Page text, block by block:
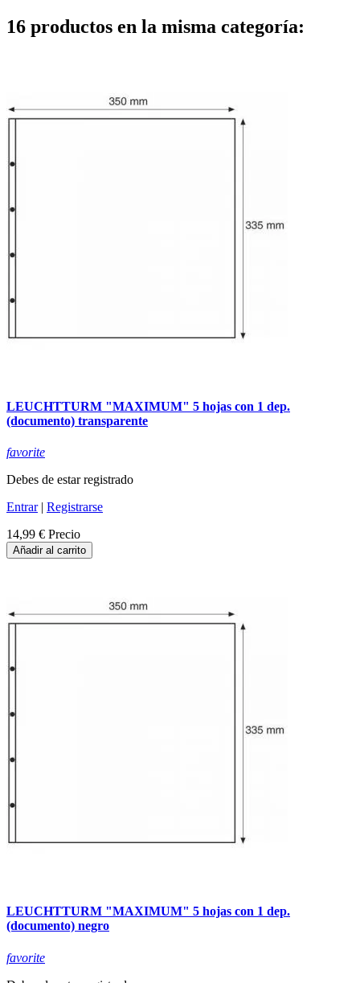
16 productos en la misma categoría:
LEUCHTTURM "MAXIMUM" 5 hojas con 1 dep.
(documento) transparente
favorite
Debes de estar registrado
Entrar| Registrarse
14,99 € Precio
Añadir al carrito
LEUCHTTURM "MAXIMUM" 5 hojas con 1 dep.
(documento) negro
favorite